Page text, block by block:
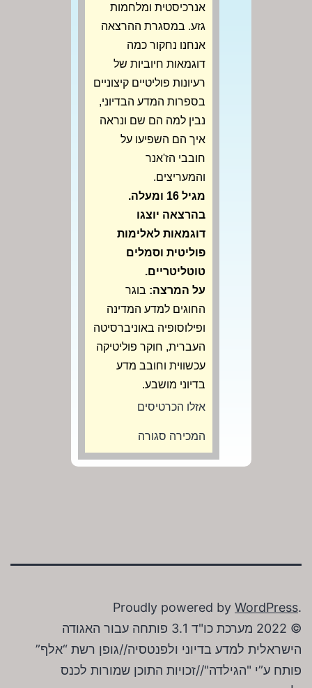
אנרכיסטית ומלחמות
גזע. במסגרת ההרצאה
אנחנו נחקור כמה
דוגמאות חיוביות של
רעיונות פוליטיים קיצוניים
בספרות המדע הבדיוני,
נבין למה הם שם ונראה
איך הם השפיעו על
חובבי הז'אנר
והמעריצים.
מגיל 16 ומעלה.
בהרצאה יוצגו
דוגמאות לאלימות
פוליטית וסמלים
טוטליטריים.
על המרצה: בוגר
החוגים למדע המדינה
ופילוסופיה באוניברסיטה
העברית, חוקר פוליטיקה
עכשווית וחובב מדע
בדיוני מושבע.
אזלו הכרטיסים
המכירה סגורה
Proudly powered by WordPress.
© 2022 מערכת כו"ד 3.1 פותחה עבור האגודה
הישראלית למדע בדיוני ולפנטסיה//גופן רשת “אלף”
פותח ע”י "הגילדה"//זכויות התוכן שמורות לכנס